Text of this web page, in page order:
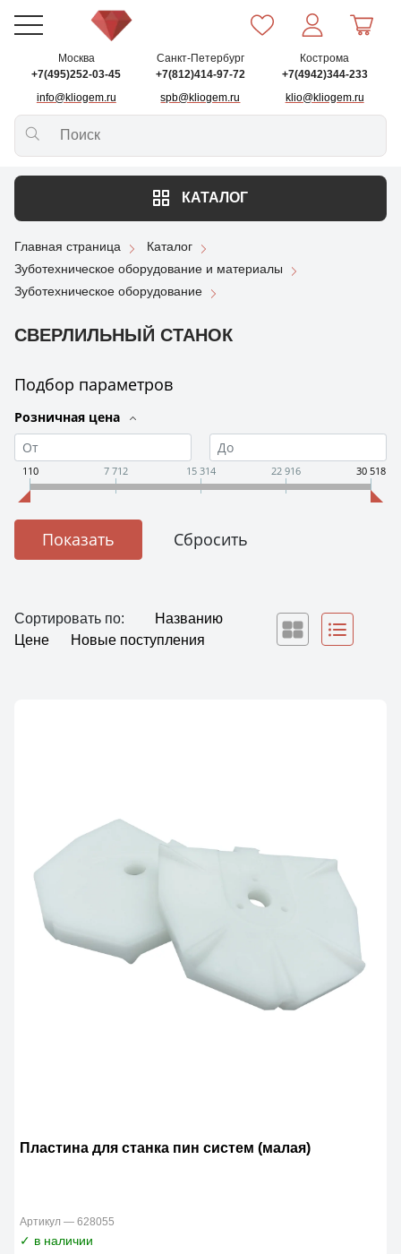
Москва
+7(495)252-03-45
info@kliogem.ru
Санкт-Петербург
+7(812)414-97-72
spb@kliogem.ru
Кострома
+7(4942)344-233
klio@kliogem.ru
КАТАЛОГ
Главная страница
Каталог
Зуботехническое оборудование и материалы
Зуботехническое оборудование
СВЕРЛИЛЬНЫЙ СТАНОК
Подбор параметров
Розничная цена
110 7 712 15 314 22 916 30 518
Сортировать по:
Названию
Цене
Новые поступления
Пластина для станка пин систем (малая)
Артикул — 628055
✓ в наличии